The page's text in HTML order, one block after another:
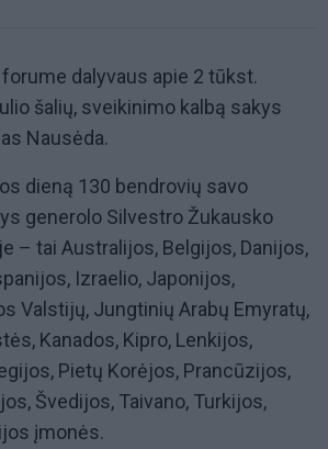
dalyvaus apie 2 tūkst.
šalių, sveikinimo kalbą sakys
Nausėda.
dieną 130 bendrovių savo
generolo Silvestro Žukausko
– tai Australijos, Belgijos, Danijos,
Izraelio, Japonijos,
Valstijų, Jungtinių Arabų Emyratų,
Kanados, Kipro, Lenkijos,
Pietų Korėjos, Prancūzijos,
Švedijos, Taivano, Turkijos,
įmonės.